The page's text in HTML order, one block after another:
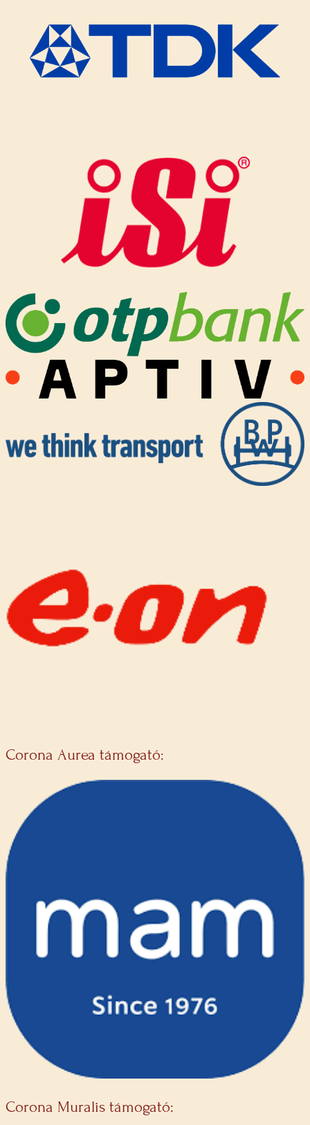
Corona Aurea támogató:
Corona Muralis támogató: